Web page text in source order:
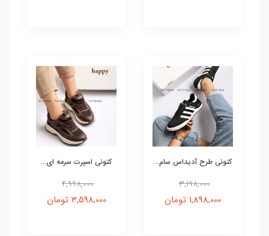
کتونی طرح آدیداس سام...
3,198,000
1,898,000 تومان
کتونی اسپرت سرمه ای...
4,998,000
3,598,000 تومان